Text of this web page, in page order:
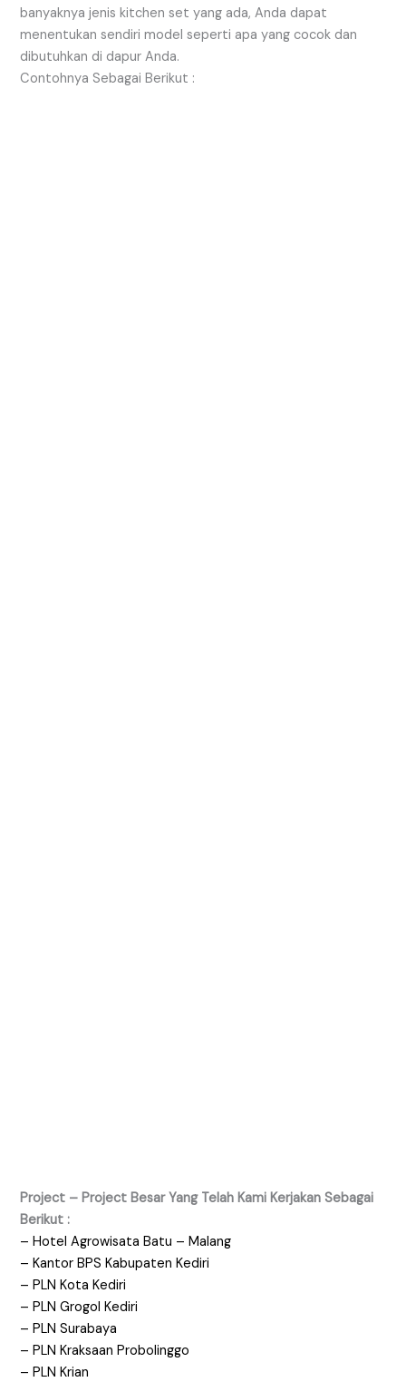
banyaknya jenis kitchen set yang ada, Anda dapat
menentukan sendiri model seperti apa yang cocok dan
dibutuhkan di dapur Anda.
Contohnya Sebagai Berikut :
Project – Project Besar Yang Telah Kami Kerjakan Sebagai
Berikut :
– Hotel Agrowisata Batu – Malang
– Kantor BPS Kabupaten Kediri
– PLN Kota Kediri
– PLN Grogol Kediri
– PLN Surabaya
– PLN Kraksaan Probolinggo
– PLN Krian